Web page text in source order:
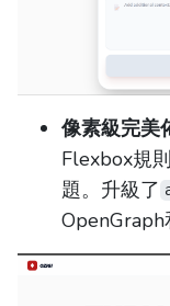
像素級完美
Flexbox規
題。升級了
OpenGraph